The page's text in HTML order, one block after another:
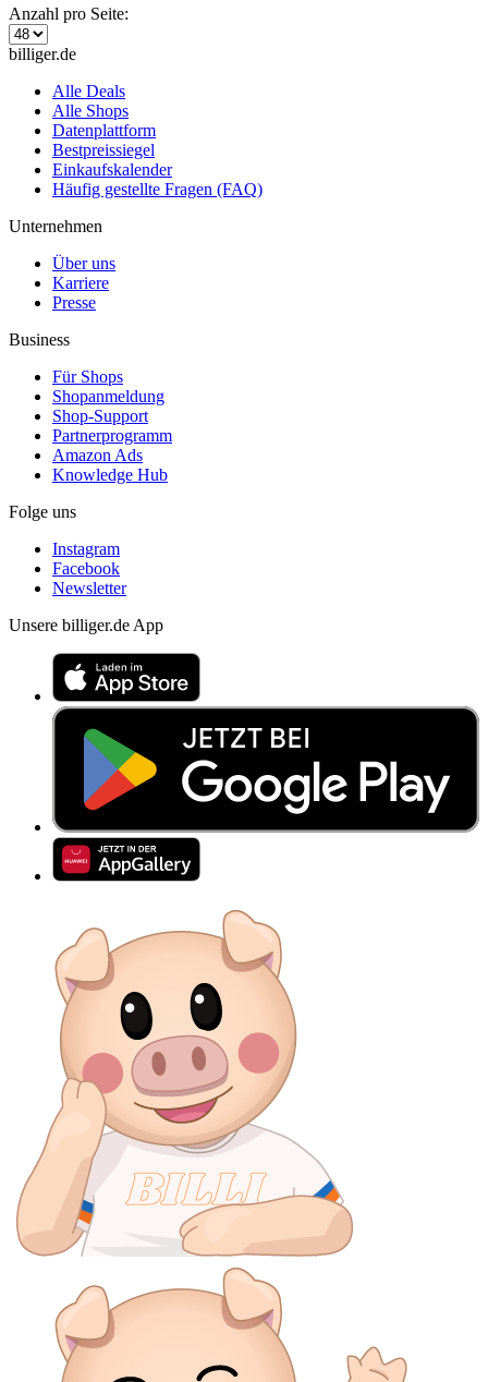
Anzahl pro Seite:
billiger.de
Alle Deals
Alle Shops
Datenplattform
Bestpreissiegel
Einkaufskalender
Häufig gestellte Fragen (FAQ)
Unternehmen
Über uns
Karriere
Presse
Business
Für Shops
Shopanmeldung
Shop-Support
Partnerprogramm
Amazon Ads
Knowledge Hub
Folge uns
Instagram
Facebook
Newsletter
Unsere billiger.de App